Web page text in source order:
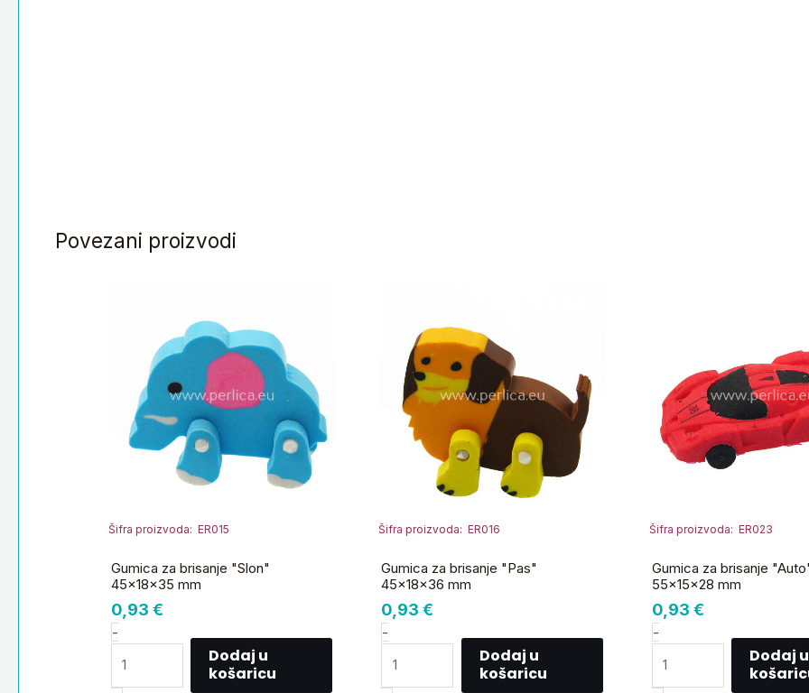
Povezani proizvodi
Šifra proizvoda: ER015
Gumica za brisanje "Slon"
45x18x35 mm
0,93 €
-
45x18x35
količina
Dodaj u
košaricu
Šifra proizvoda: ER016
Gumica za brisanje "Pas"
45x18x36 mm
0,93€
-
brisanje
"Pas"
45x18x36
mm
količina
Dodaj u
košaricu
Šifra proizvoda: ER023
Gumica za brisanje
55x15x28 mm
0,93 €
-
55x15x28
mm
količina
Dodaj u